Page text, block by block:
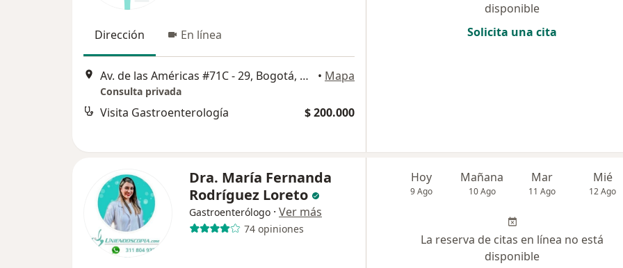
Dirección En línea
Av. de las Américas #71C - 29, Bogotá, Bogotá • Mapa
Consulta privada
Visita Gastroenterología $ 200.000
disponible
Solicita una cita
Dra. María Fernanda
Rodríguez Loreto
Gastroenterólogo · Ver más
74 opiniones
Hoy
9 Ago
Mañana
10 Ago
Mar
11 Ago
Mié
12 Ago
La reserva de citas en línea no está
disponible